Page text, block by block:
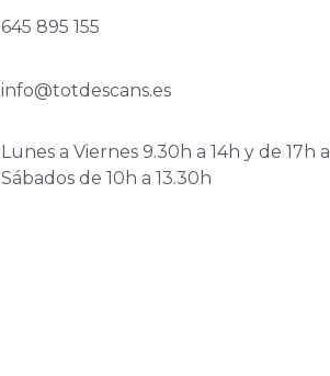
645 895 155
info@totdescans.es
Lunes a Viernes 9.30h a 14h y de 17h
Sábados de 10h a 13.30h